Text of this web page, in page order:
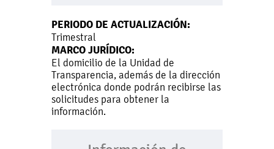
PERIODO DE ACTUALIZACIÓN:
Trimestral
MARCO JURÍDICO:
El domicilio de la Unidad de
Transparencia, además de la dirección
electrónica donde podrán recibirse las
solicitudes para obtener la
información.